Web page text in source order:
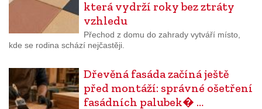
která vydrží roky bez ztráty
vzhledu
Přechod z domu do zahrady vytváří místo,
kde se rodina schází nejčastěji.
Dřevěná fasáda začíná ještě
před montáží: správné ošetření
fasádních palubek� …